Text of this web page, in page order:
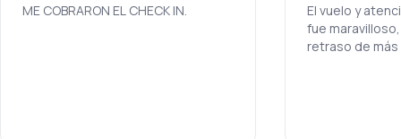
3,9
ME COBRARON EL CHECK IN.
El vuelo y
fue
retraso de más